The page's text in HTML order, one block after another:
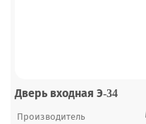
Дверь входная Э-34
Производитель